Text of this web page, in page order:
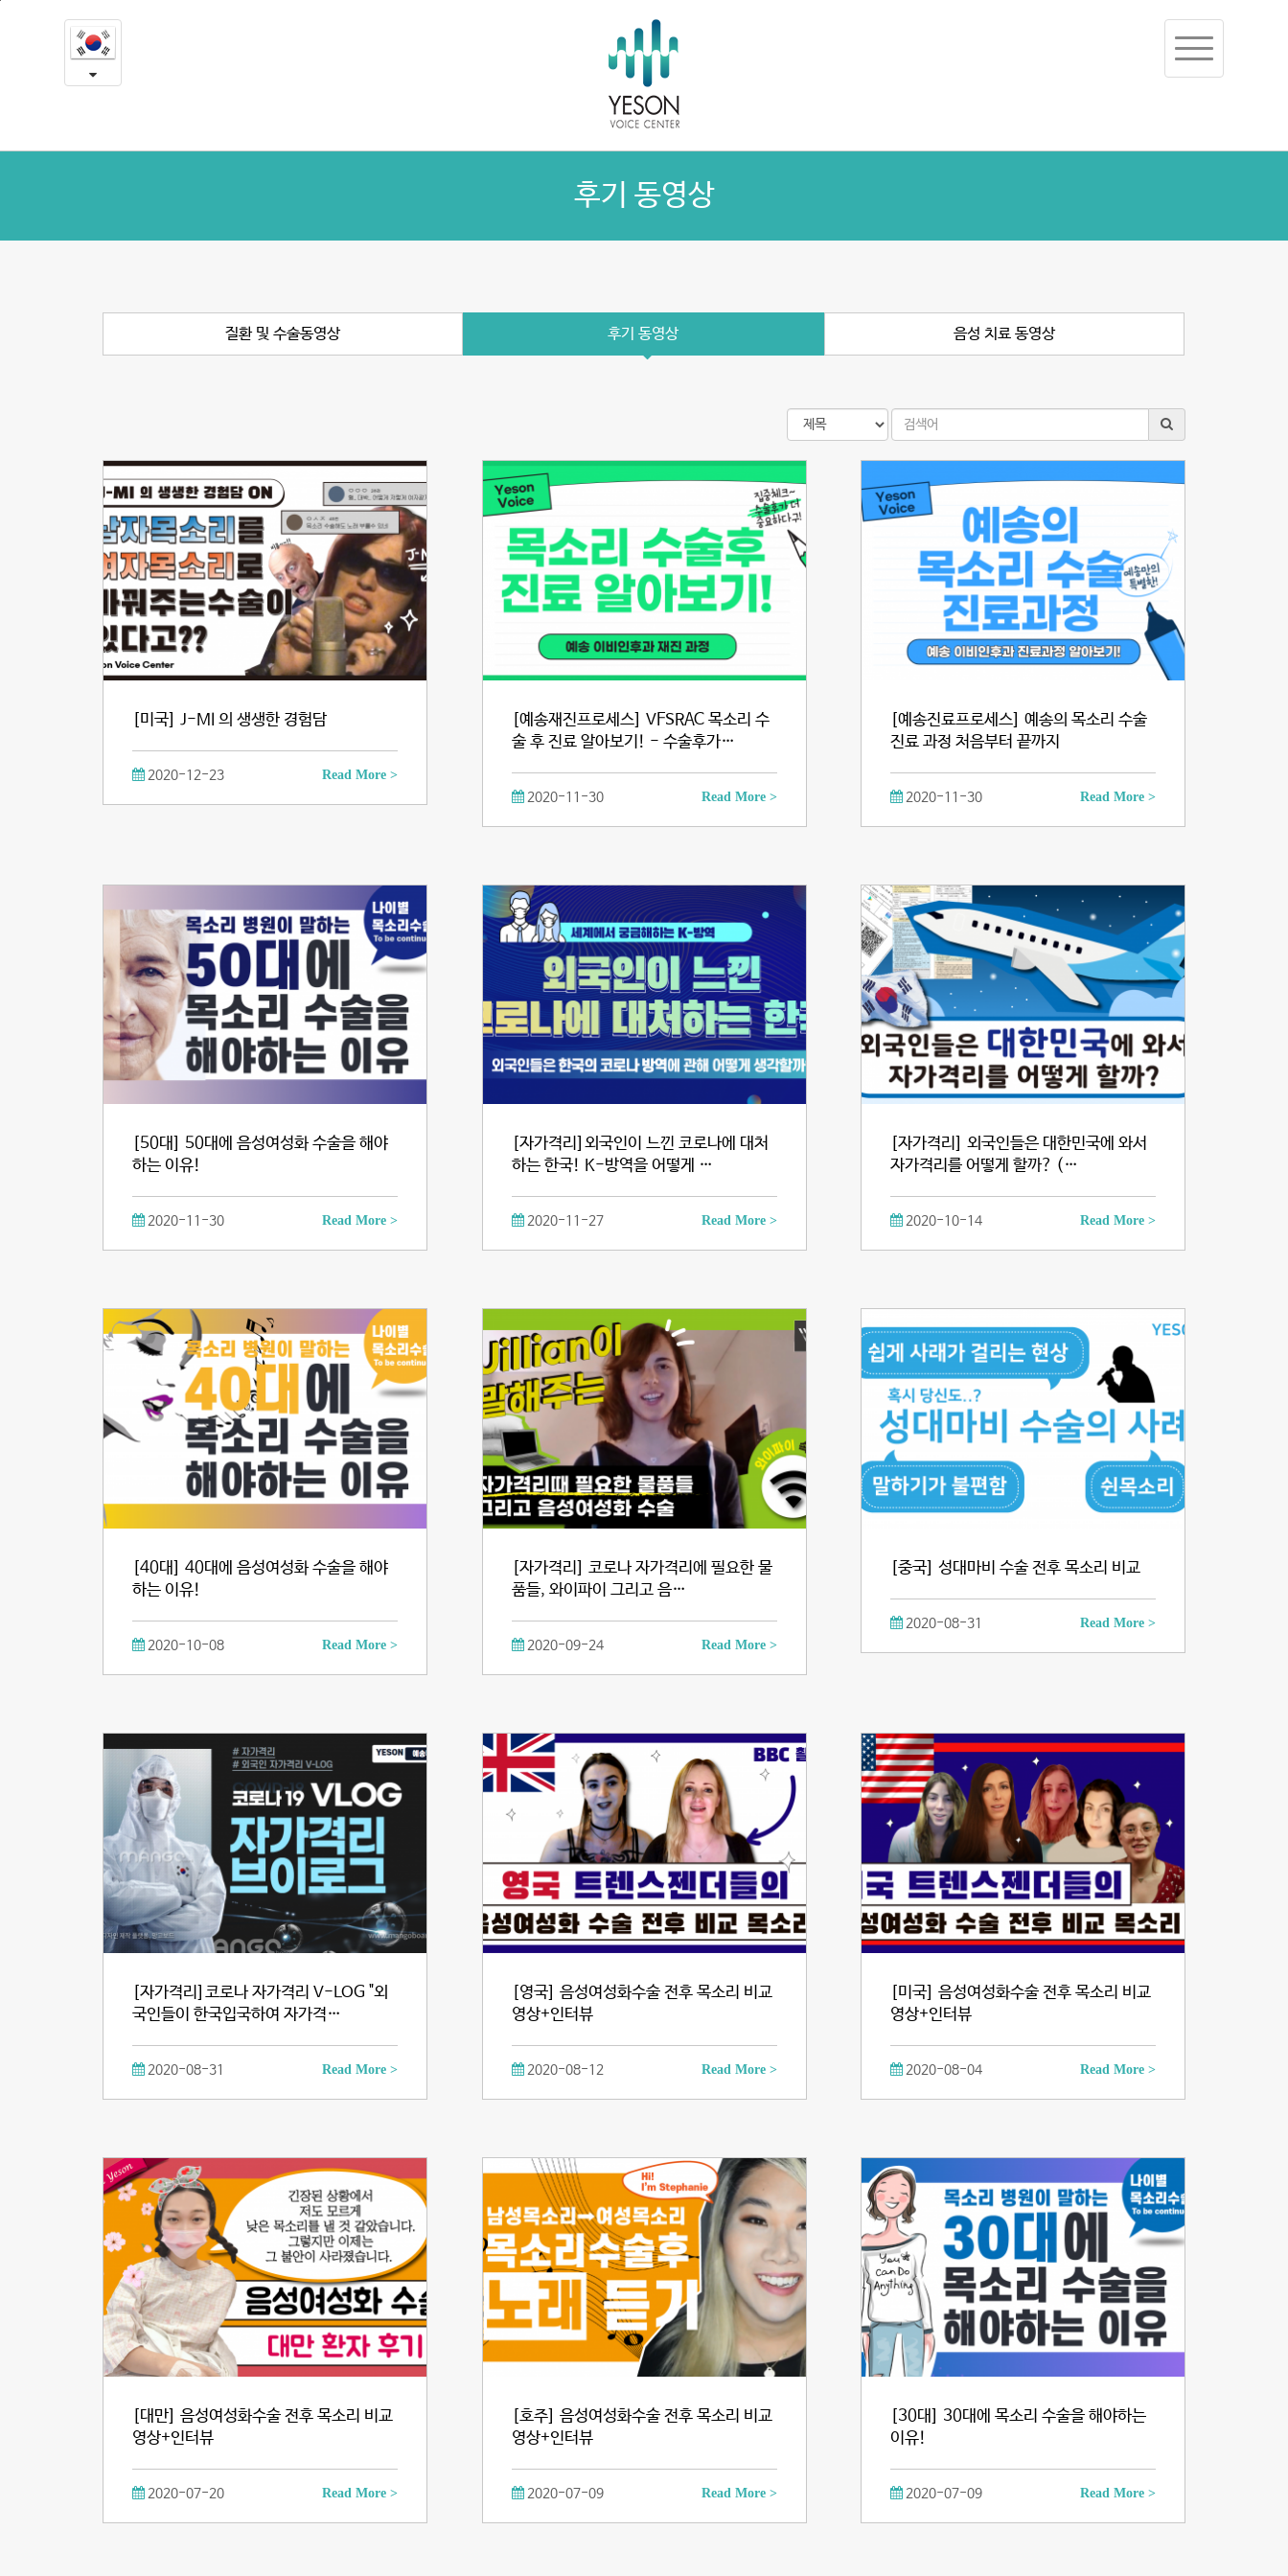
기
영
Toggle
navigation
후기 동영상
질환 및 수술동영상 후기 동영상 음성 치료 동영상
[미국] J-MI 의 생생한 경험담
2020-12-23 Read More >
[예송재진프로세스] VFSRAC 목소리 수
술 후 진료 알아보기! - 수술후가…
2020-11-30 Read More >
[예송진료프로세스] 예송의 목소리 수술
진료 과정 처음부터 끝까지
2020-11-30 Read More >
[50대] 50대에 음성여성화 수술을 해야
하는 이유!
2020-11-30 Read More >
[자가격리]외국인이 느낀 코로나에 대처
하는 한국! K-방역을 어떻게 …
2020-11-27 Read More >
[자가격리] 외국인들은 대한민국에 와서
자가격리를 어떻게 할까? (…
2020-10-14 Read More >
[40대] 40대에 음성여성화 수술을 해야
하는 이유!
2020-10-08 Read More >
[자가격리] 코로나 자가격리에 필요한 물
품들, 와이파이 그리고 음…
2020-09-24 Read More >
[중국] 성대마비 수술 전후 목소리 비교
2020-08-31 Read More >
[자가격리]코로나 자가격리 V-LOG "외
국인들이 한국입국하여 자가격…
2020-08-31 Read More >
[영국] 음성여성화수술 전후 목소리 비교
영상+인터뷰
2020-08-12 Read More >
[미국] 음성여성화수술 전후 목소리 비교
영상+인터뷰
2020-08-04 Read More >
[대만] 음성여성화수술 전후 목소리 비교
영상+인터뷰
2020-07-20 Read More >
[호주] 음성여성화수술 전후 목소리 비교
영상+인터뷰
2020-07-09 Read More >
[30대] 30대에 목소리 수술을 해야하는
이유!
2020-07-09 Read More >